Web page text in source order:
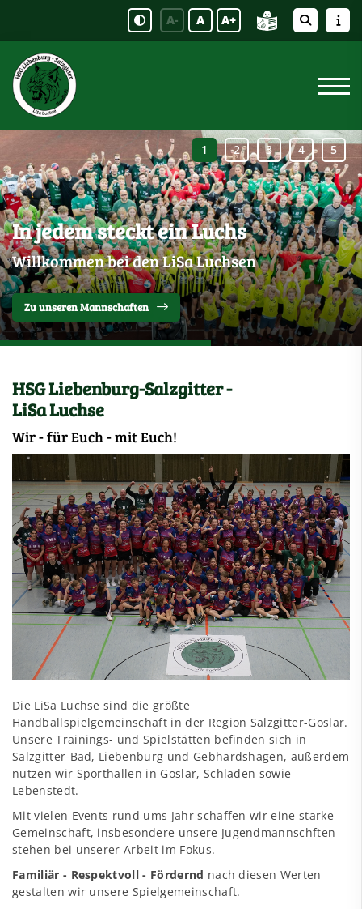
A- A A+
In jedem steckt ein Luchs
Willkommen bei den LiSa Luchsen
Zu unseren Mannschaften
HSG Liebenburg-Salzgitter -
LiSa Luchse
Wir - für Euch - mit Euch!
Die LiSa Luchse sind die größte
Handballspielgemeinschaft in der Region Salzgitter-Goslar.
Unsere Trainings- und Spielstätten befinden sich in
Salzgitter-Bad, Liebenburg und Gebhardshagen, außerdem
nutzen wir Sporthallen in Goslar, Schladen sowie
Lebenstedt.
Mit vielen Events rund ums Jahr schaffen wir eine starke
Gemeinschaft, insbesondere unsere Jugendmannschften
stehen bei unserer Arbeit im Fokus.
Familiär - Respektvoll - Fördernd nach diesen Werten
gestalten wir unsere Spielgemeinschaft.